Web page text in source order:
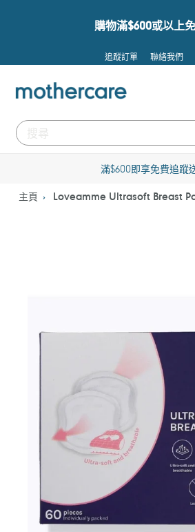
購物滿$600或以上
追蹤訂單 聯絡我們
滿$600即享免費追蹤
主頁 Loveamme Ultrasoft Breast